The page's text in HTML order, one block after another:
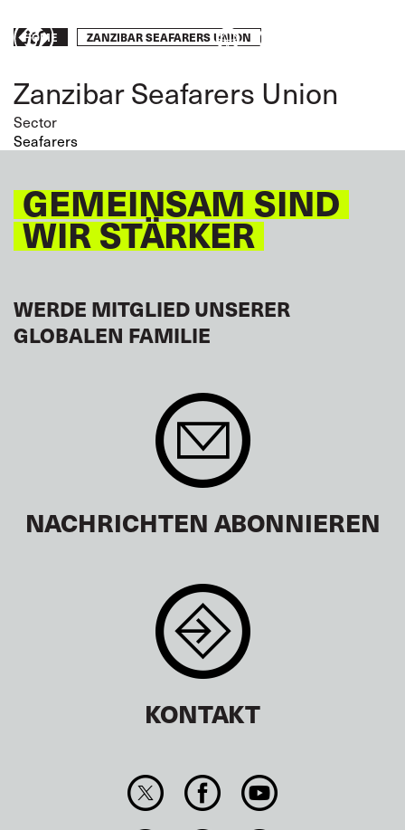
main
Breadcrumb
HOME ZANZIBAR SEAFARERS UNION
Zanzibar Seafarers Union
Sector
Seafarers
GEMEINSAM SIND
WIR STÄRKER
WERDE MITGLIED UNSERER
GLOBALEN FAMILIE
NACHRICHTEN ABONNIEREN
KONTAKT